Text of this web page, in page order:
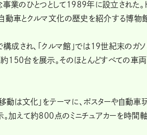
事業のひとつとして1989年に設立された
動車とクルマ文化の歴史を紹介する博物館
構成され、「クルマ館」では19世紀末の
150台を展示。そのほとんどすべての車
動は文化」をテーマに、ポスターや自動車玩
えて約800点のミニチュアカーを時間軸